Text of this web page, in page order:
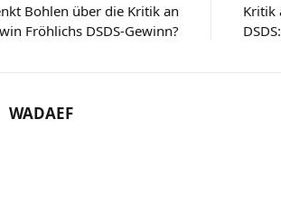
Bohlen über die Kritik an
Fröhlichs DSDS-Gewinn?
Kritik
WADAEF